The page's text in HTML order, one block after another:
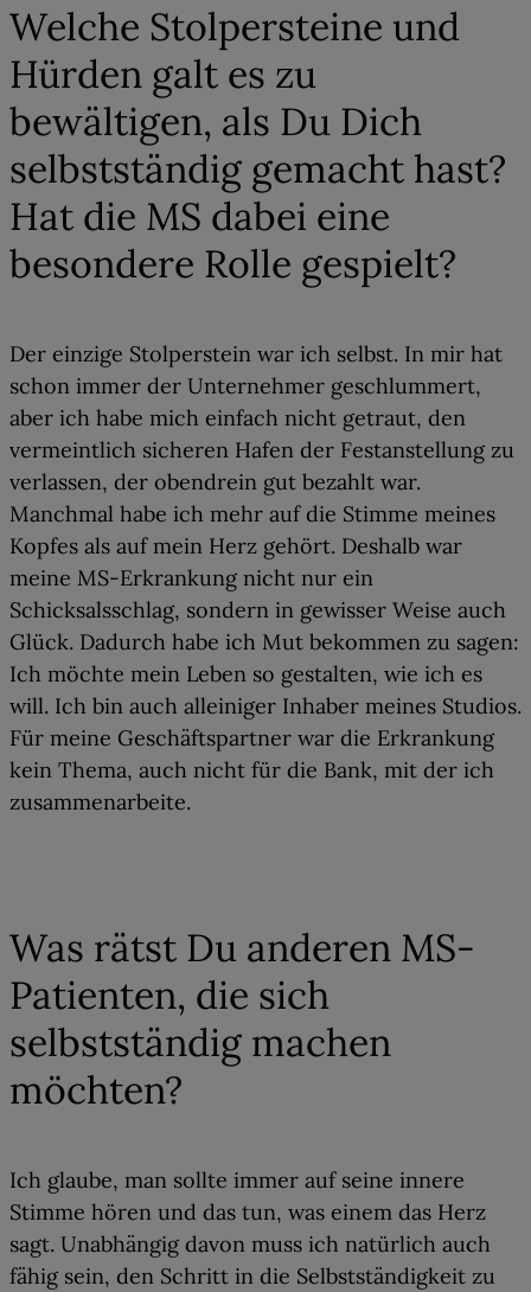
Welche Stolpersteine und
Hürden galt es zu
bewältigen, als Du Dich
selbstständig gemacht hast?
Hat die MS dabei eine
besondere Rolle gespielt?
Der einzige Stolperstein war ich selbst. In mir hat
schon immer der Unternehmer geschlummert,
aber ich habe mich einfach nicht getraut, den
vermeintlich sicheren Hafen der Festanstellung zu
verlassen, der obendrein gut bezahlt war.
Manchmal habe ich mehr auf die Stimme meines
Kopfes als auf mein Herz gehört. Deshalb war
meine MS-Erkrankung nicht nur ein
Schicksalsschlag, sondern in gewisser Weise auch
Glück. Dadurch habe ich Mut bekommen zu sagen:
Ich möchte mein Leben so gestalten, wie ich es
will. Ich bin auch alleiniger Inhaber meines Studios.
Für meine Geschäftspartner war die Erkrankung
kein Thema, auch nicht für die Bank, mit der ich
zusammenarbeite.
Was rätst Du anderen MS-
Patienten, die sich
selbstständig machen
möchten?
Ich glaube, man sollte immer auf seine innere
Stimme hören und das tun, was einem das Herz
sagt. Unabhängig davon muss ich natürlich auch
fähig sein, den Schritt in die Selbstständigkeit zu